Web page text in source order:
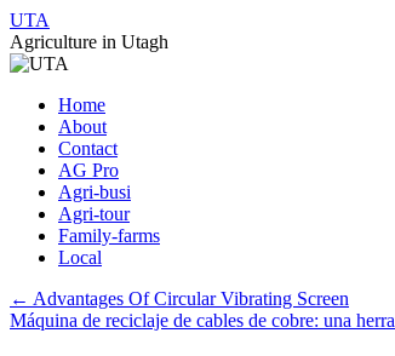
UTA
Agriculture in Utagh
Skip
content
Home
About
Contact
AG Pro
Agri-busi
Agri-tour
Family-farms
Local
← Advantages Of Circular Vibrating Screen
Máquina de reciclaje de cables de cobre: una